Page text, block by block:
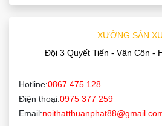
XƯỞNG SẢN
Đội 3 Quyết Tiến - Vân Côn -
Hotline:0867 475 128
Điện thoại:0975 377 259
Email: